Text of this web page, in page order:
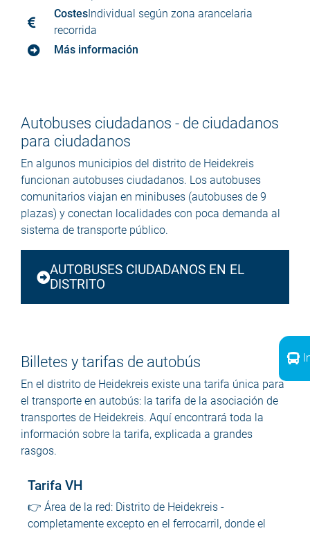
CostesIndividual según zona arancelaria
recorrida
Más información
Autobuses ciudadanos - de ciudadanos
para ciudadanos
En algunos municipios del distrito de Heidekreis
funcionan autobuses ciudadanos. Los autobuses
comunitarios viajan en minibuses (autobuses de 9
plazas) y conectan localidades con poca demanda al
sistema de transporte público.
AUTOBUSES CIUDADANOS EN EL
DISTRITO
Billetes y tarifas de autobús
En el distrito de Heidekreis existe una tarifa única para
el transporte en autobús: la tarifa de la asociación de
transportes de Heidekreis. Aquí encontrará toda la
información sobre la tarifa, explicada a grandes
rasgos.
Tarifa VH
👉 Área de la red: Distrito de Heidekreis -
completamente excepto en el ferrocarril, donde el